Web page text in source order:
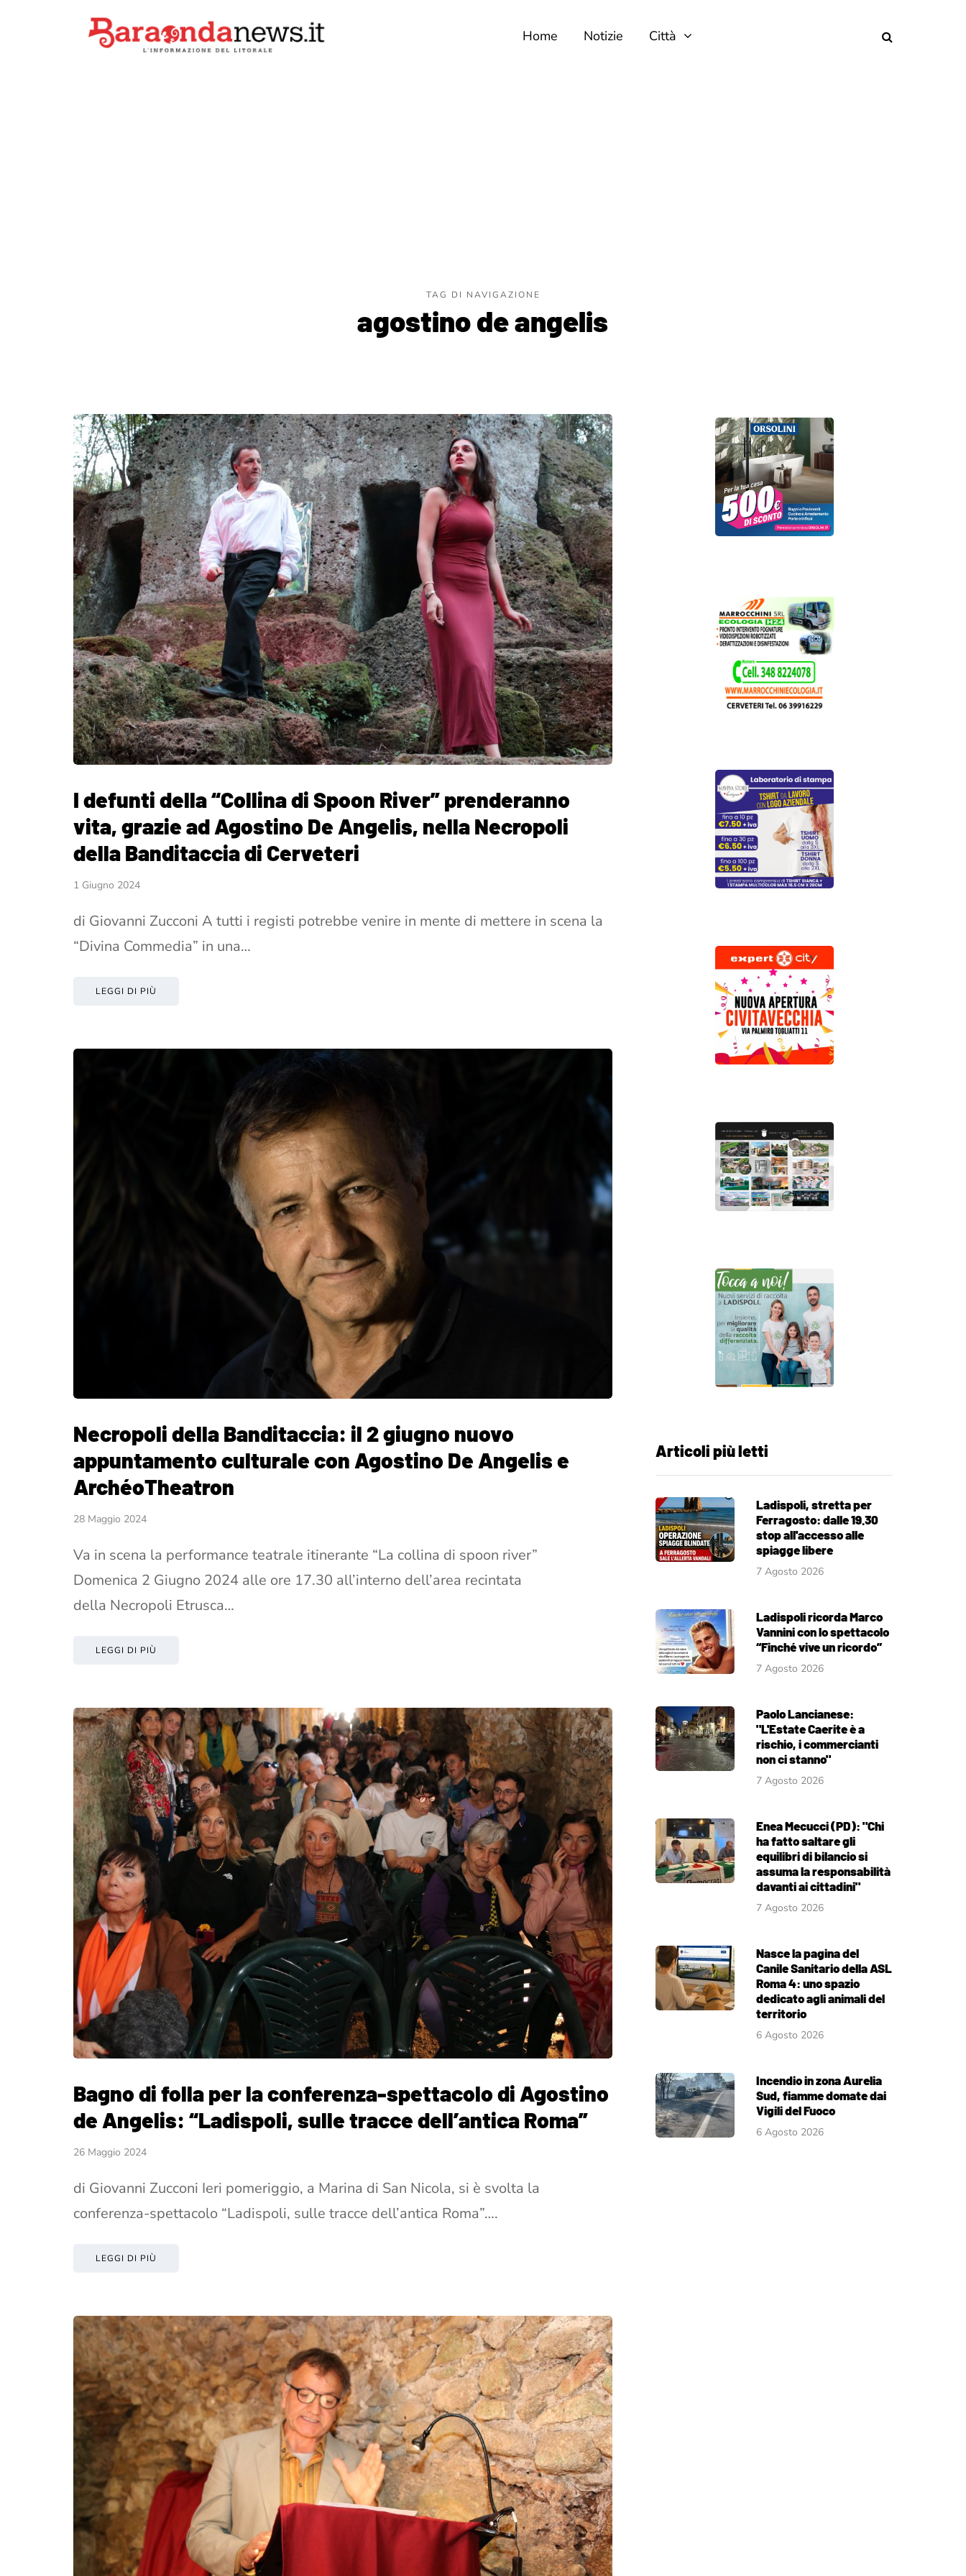
Home Notizie Città
TAG DI NAVIGAZIONE
agostino de angelis
I defunti della “Collina di Spoon River” prenderanno
vita, grazie ad Agostino De Angelis, nella Necropoli
della Banditaccia di Cerveteri
1 Giugno 2024
di Giovanni Zucconi A tutti i registi potrebbe venire in mente di mettere in scena la
“Divina Commedia” in una…
LEGGI DI PIÙ
Necropoli della Banditaccia: il 2 giugno nuovo
appuntamento culturale con Agostino De Angelis e
ArchéoTheatron
28 Maggio 2024
Va in scena la performance teatrale itinerante “La collina di spoon river”
Domenica 2 Giugno 2024 alle ore 17.30 all’interno dell’area recintata
della Necropoli Etrusca…
LEGGI DI PIÙ
Bagno di folla per la conferenza-spettacolo di Agostino
de Angelis: “Ladispoli, sulle tracce dell’antica Roma”
26 Maggio 2024
di Giovanni Zucconi Ieri pomeriggio, a Marina di San Nicola, si è svolta la
conferenza-spettacolo “Ladispoli, sulle tracce dell’antica Roma”….
LEGGI DI PIÙ
Articoli più letti
Ladispoli, stretta per
Ferragosto: dalle 19.30
stop all'accesso alle
spiagge libere
7 Agosto 2026
Ladispoli ricorda Marco
Vannini con lo spettacolo
“Finché vive un ricordo”
7 Agosto 2026
Paolo Lancianese:
"L'Estate Caerite è a
rischio, i commercianti
non ci stanno"
7 Agosto 2026
Enea Mecucci (PD): "Chi
ha fatto saltare gli
equilibri di bilancio si
assuma la responsabilità
davanti ai cittadini"
7 Agosto 2026
Nasce la pagina del
Canile Sanitario della ASL
Roma 4: uno spazio
dedicato agli animali del
territorio
6 Agosto 2026
Incendio in zona Aurelia
Sud, fiamme domate dai
Vigili del Fuoco
6 Agosto 2026